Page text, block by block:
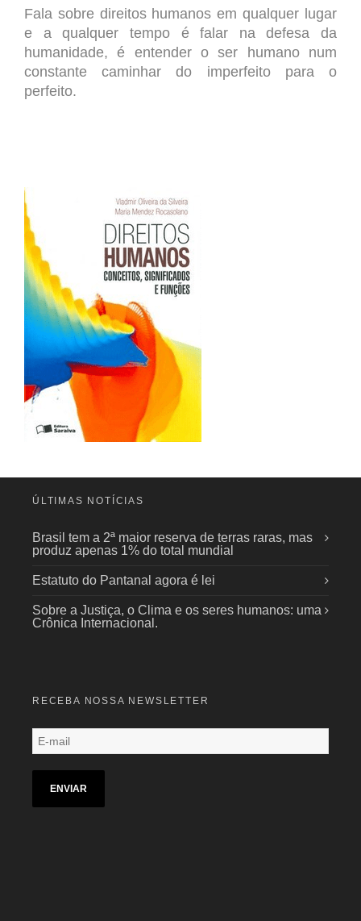
Fala sobre direitos humanos em qualquer lugar
e a qualquer tempo é falar na defesa da
humanidade, é entender o ser humano num
constante caminhar do imperfeito para o
perfeito.
ÚLTIMAS NOTÍCIAS
Brasil tem a 2ª maior reserva de terras raras, mas
produz apenas 1% do total mundial
Estatuto do Pantanal agora é lei
Sobre a Justiça, o Clima e os seres humanos: uma
Crônica Internacional.
RECEBA NOSSA NEWSLETTER